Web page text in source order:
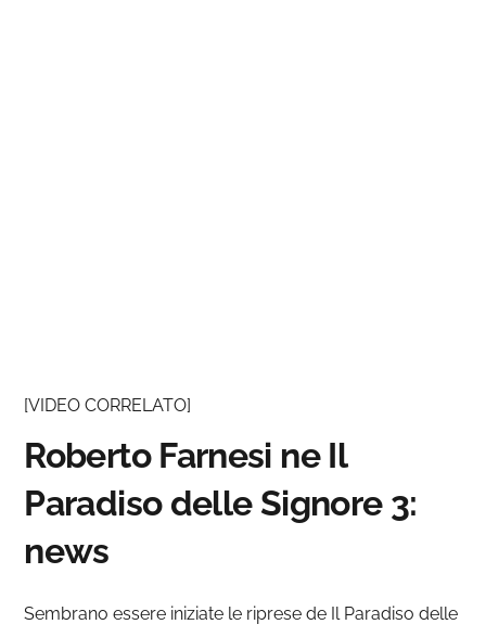
[VIDEO CORRELATO]
Roberto Farnesi ne Il
Paradiso delle Signore 3:
news
Sembrano essere iniziate le riprese de Il Paradiso delle